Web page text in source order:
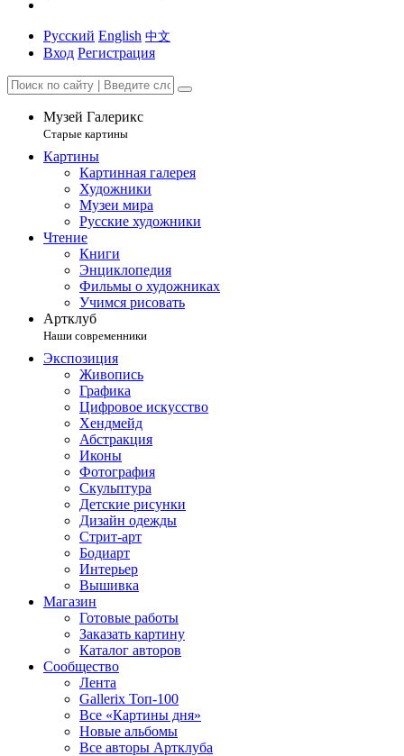
Русский English 中文
Вход Регистрация
Музей Галерикс
Старые картины
Картины
Картинная галерея
Художники
Музеи мира
Русские художники
Чтение
Книги
Энциклопедия
Фильмы о художниках
Учимся рисовать
Артклуб
Наши современники
Экспозиция
Живопись
Графика
Цифровое искусство
Хендмейд
Абстракция
Иконы
Фотография
Скульптура
Детские рисунки
Дизайн одежды
Стрит-арт
Бодиарт
Интерьер
Вышивка
Магазин
Готовые работы
Заказать картину
Каталог авторов
Сообщество
Лента
Gallerix Топ-100
Все «Картины дня»
Новые альбомы
Все авторы Артклуба